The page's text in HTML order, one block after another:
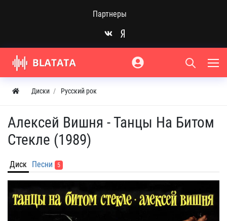
Партнеры
Диски Русский рок
Алексей Вишня - Танцы На Битом
Стекле (1989)
Диск Песни 5